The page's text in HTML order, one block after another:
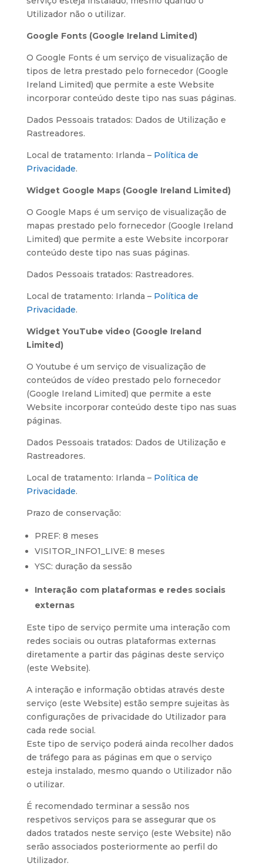
Utilizador não o utilizar.
Google Fonts (Google Ireland Limited)
O Google Fonts é um serviço de visualização de
tipos de letra prestado pelo fornecedor (Google
Ireland Limited) que permite a este Website
incorporar conteúdo deste tipo nas suas páginas.
Dados Pessoais tratados: Dados de Utilização e
Rastreadores.
Local de tratamento: Irlanda – Política de
Privacidade.
Widget Google Maps (Google Ireland Limited)
O Google Maps é um serviço de visualização de
mapas prestado pelo fornecedor (Google Ireland
Limited) que permite a este Website incorporar
conteúdo deste tipo nas suas páginas.
Dados Pessoais tratados: Rastreadores.
Local de tratamento: Irlanda – Política de
Privacidade.
Widget YouTube video (Google Ireland
Limited)
O Youtube é um serviço de visualização de
conteúdos de vídeo prestado pelo fornecedor
(Google Ireland Limited) que permite a este
Website incorporar conteúdo deste tipo nas suas
páginas.
Dados Pessoais tratados: Dados de Utilização e
Rastreadores.
Local de tratamento: Irlanda – Política de
Privacidade.
Prazo de conservação:
PREF: 8 meses
VISITOR_INFO1_LIVE: 8 meses
YSC: duração da sessão
Interação com plataformas e redes sociais
externas
Este tipo de serviço permite uma interação com
redes sociais ou outras plataformas externas
diretamente a partir das páginas deste serviço
(este Website).
A interação e informação obtidas através deste
serviço (este Website) estão sempre sujeitas às
configurações de privacidade do Utilizador para
cada rede social.
Este tipo de serviço poderá ainda recolher dados
de tráfego para as páginas em que o serviço
esteja instalado, mesmo quando o Utilizador não
o utilizar.
É recomendado terminar a sessão nos
respetivos serviços para se assegurar que os
dados tratados neste serviço (este Website) não
serão associados posteriormente ao perfil do
Utilizador.